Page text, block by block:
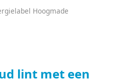
Hoogmade
lint met een